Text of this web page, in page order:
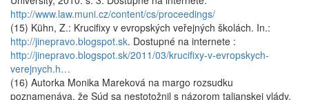
http://www.law.muni.cz/content/cs/proceedings/
(15) Kühn, Z.: Krucifixy v evropských veřejných školách. In.:
http://jinepravo.blogspot.sk. Dostupné na internete :
http://jinepravo.blogspot.sk/2011/03/krucifixy-v-evropskych-
verejnych.h…
(16) Autorka Monika Mareková na margo rozsudku
poznamenáva, že Súd sa nestotožnil s názorom talianskej vlády,